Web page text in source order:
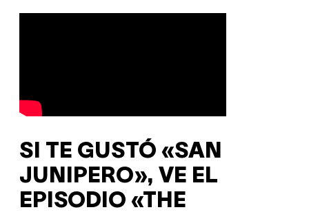
SI TE GUSTÓ «SAN
JUNIPERO», VE EL
EPISODIO «THE